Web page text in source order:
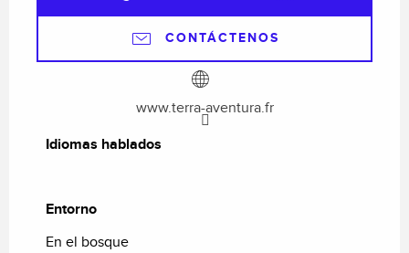
CONTÁCTENOS
www.terra-aventura.fr
Idiomas hablados
Idiomas hablados
Entorno
Entorno
En el bosque